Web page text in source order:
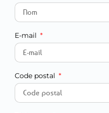
E-mail
Code postal